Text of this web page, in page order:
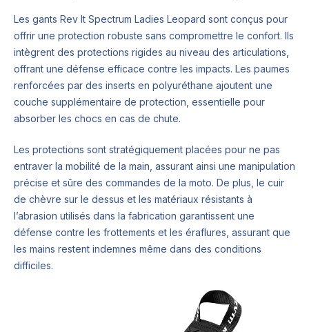
Les gants Rev It Spectrum Ladies Leopard sont conçus pour
offrir une protection robuste sans compromettre le confort. Ils
intègrent des protections rigides au niveau des articulations,
offrant une défense efficace contre les impacts. Les paumes
renforcées par des inserts en polyuréthane ajoutent une
couche supplémentaire de protection, essentielle pour
absorber les chocs en cas de chute.
Les protections sont stratégiquement placées pour ne pas
entraver la mobilité de la main, assurant ainsi une manipulation
précise et sûre des commandes de la moto. De plus, le cuir
de chèvre sur le dessus et les matériaux résistants à
l’abrasion utilisés dans la fabrication garantissent une
défense contre les frottements et les éraflures, assurant que
les mains restent indemnes même dans des conditions
difficiles.